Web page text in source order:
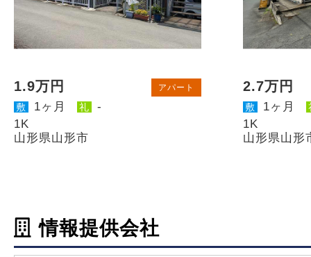
1.9万円 アパート
敷 1ヶ月 礼
-
1K
山形県山形市
2.7万円
敷 1ヶ月
1K
山形県山形
情報提供会社